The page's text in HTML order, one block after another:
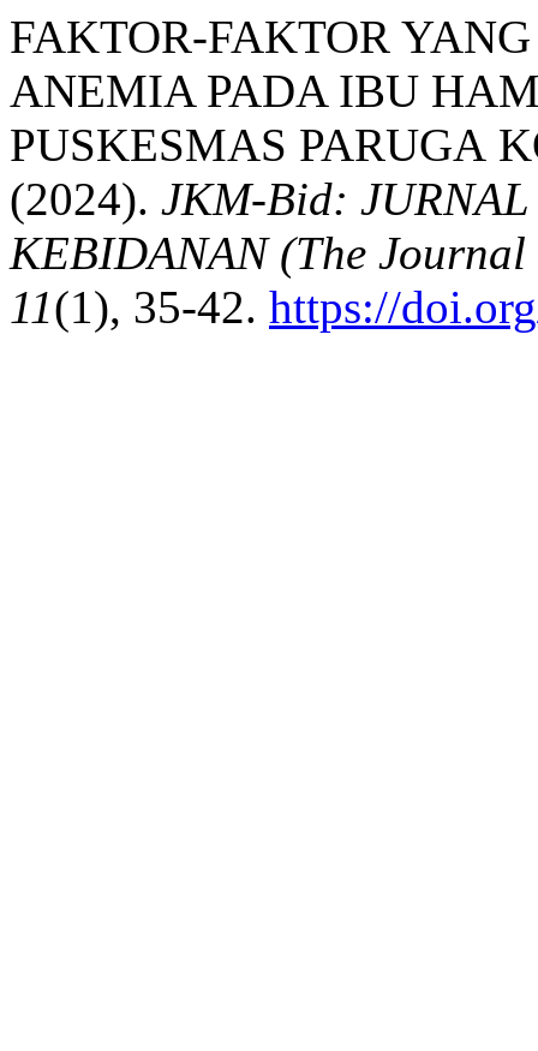
FAKTOR-FAKTOR
ANEMIA PADA IBU
PUSKESMAS PARUGA
(2024). JKM-Bid: JURNAL
KEBIDANAN (The
11(1), 35-42. https://